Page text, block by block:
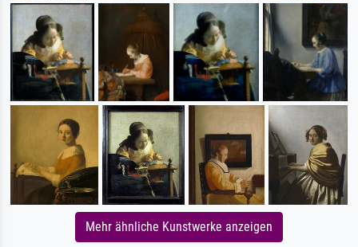
Mehr ähnliche Kunstwerke anzeigen